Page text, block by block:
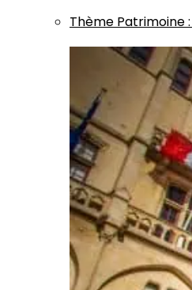
Thème Patrimoine: